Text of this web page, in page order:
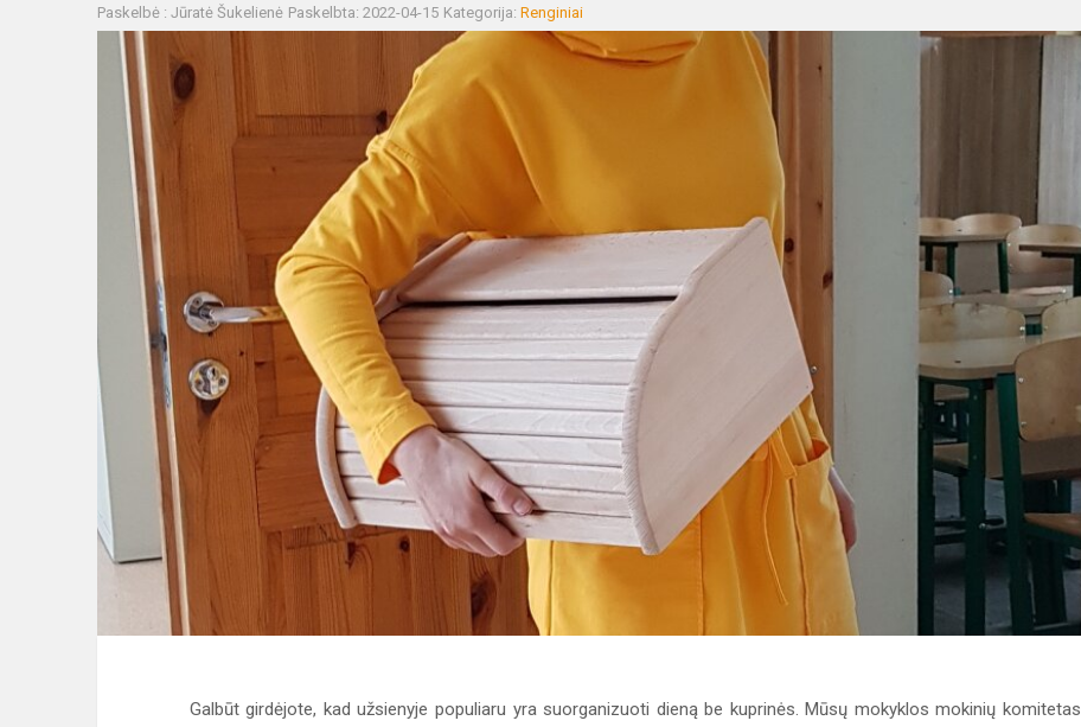
Paskelbė : Jūratė Šukelienė Paskelbta: 2022-04-15 Kategorija: Renginiai
Galbūt girdėjote, kad užsienyje populiaru yra suorganizuoti dieną be kuprinės. Mūsų mokyklos mokinių komitetas